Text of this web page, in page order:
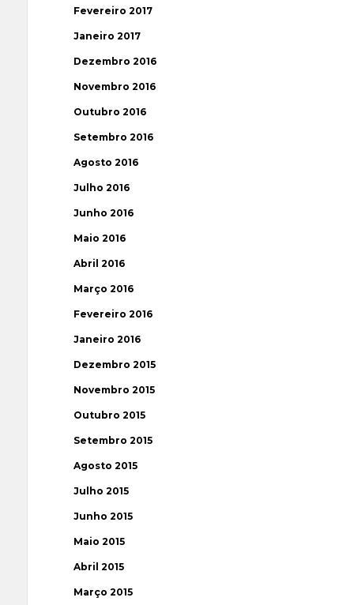
Fevereiro 2017
Janeiro 2017
Dezembro 2016
Novembro 2016
Outubro 2016
Setembro 2016
Agosto 2016
Julho 2016
Junho 2016
Maio 2016
Abril 2016
Março 2016
Fevereiro 2016
Janeiro 2016
Dezembro 2015
Novembro 2015
Outubro 2015
Setembro 2015
Agosto 2015
Julho 2015
Junho 2015
Maio 2015
Abril 2015
Março 2015